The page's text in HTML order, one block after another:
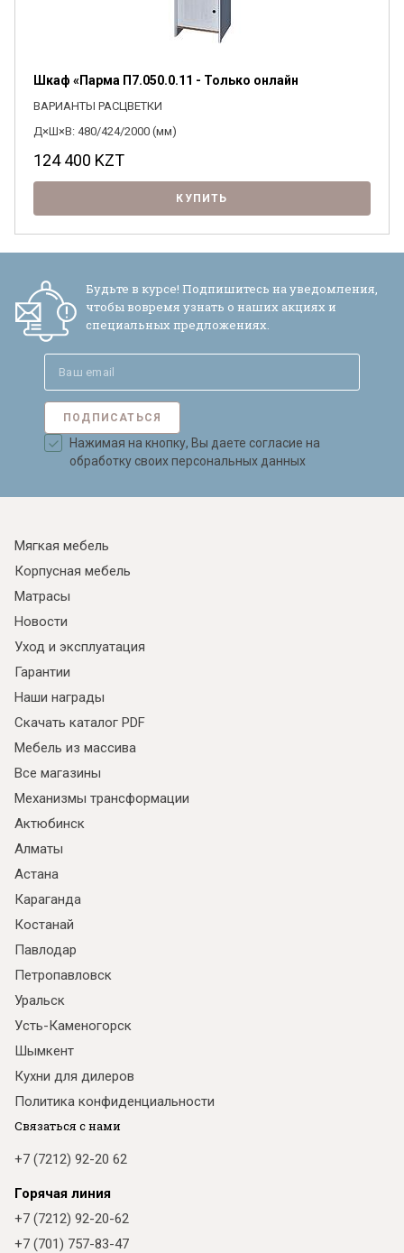
Шкаф «Парма П7.050.0.11 - Только онлайн
ВАРИАНТЫ РАСЦВЕТКИ
Д×Ш×В: 480/424/2000 (мм)
124 400 KZT
КУПИТЬ
Будьте в курсе! Подпишитесь на уведомления,
чтобы вовремя узнать о наших акциях и
специальных предложениях.
ПОДПИСАТЬСЯ
Нажимая на кнопку, Вы даете согласие на
обработку своих персональных данных
Мягкая мебель
Корпусная мебель
Матрасы
Новости
Уход и эксплуатация
Гарантии
Наши награды
Скачать каталог PDF
Мебель из массива
Все магазины
Механизмы трансформации
Актюбинск
Алматы
Астана
Караганда
Костанай
Павлодар
Петропавловск
Уральск
Усть-Каменогорск
Шымкент
Кухни для дилеров
Политика конфиденциальности
Связаться с нами
+7 (7212) 92-20 62
Горячая линия
+7 (7212) 92-20-62
+7 (701) 757-83-47